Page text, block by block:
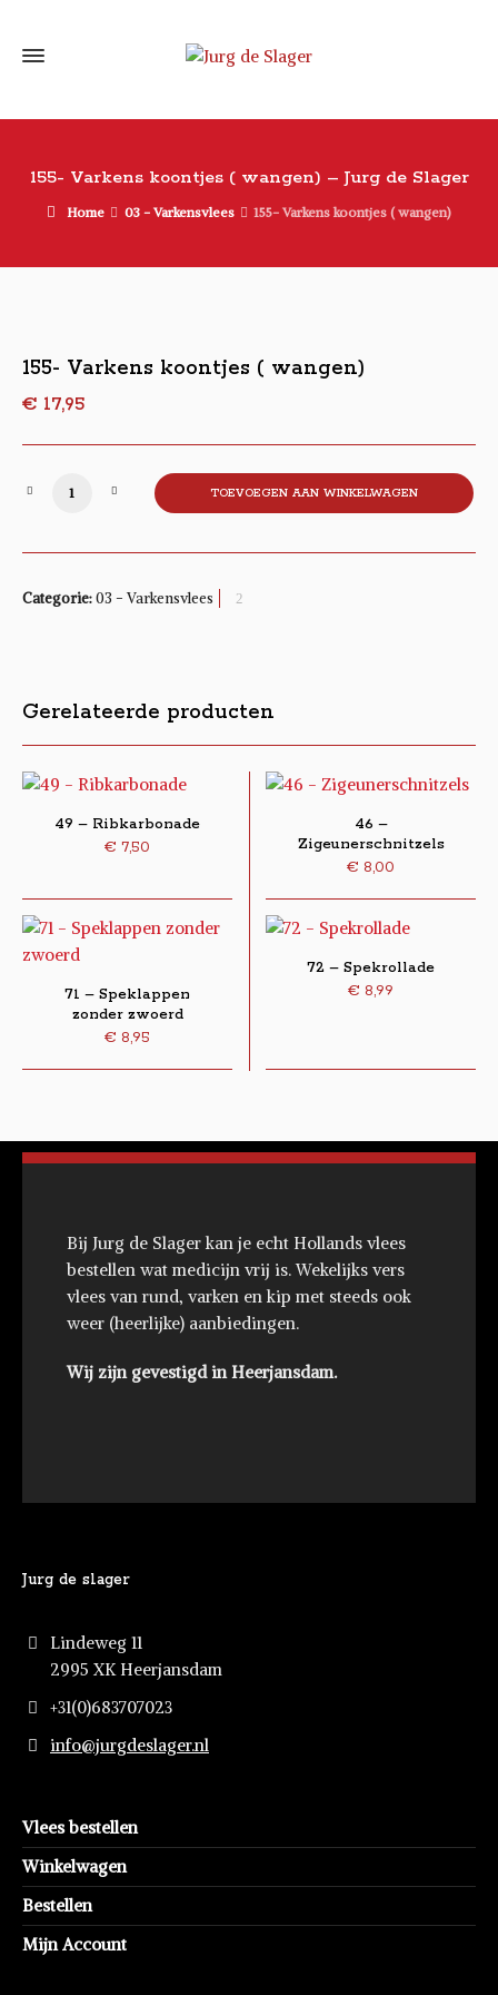
155- Varkens koontjes ( wangen) – Jurg de Slager
Home 03 - Varkensvlees 155- Varkens koontjes ( wangen)
155- Varkens koontjes ( wangen)
€ 17,95
155- Varkens koontjes ( wangen) aantal
TOEVOEGEN AAN WINKELWAGEN
Categorie:03 - Varkensvlees
Gerelateerde producten
49 – Ribkarbonade
€ 7,50
46 –
Zigeunerschnitzels
€ 8,00
71 – Speklappen
zonder zwoerd
€ 8,95
72 – Spekrollade
€ 8,99
Bij Jurg de Slager kan je echt Hollands vlees
bestellen wat medicijn vrij is. Wekelijks vers
vlees van rund, varken en kip met steeds ook
weer (heerlijke) aanbiedingen.
Wij zijn gevestigd in Heerjansdam.
Jurg de slager
Lindeweg 11
2995 XK Heerjansdam
+31(0)683707023
info@jurgdeslager.nl
Vlees bestellen
Winkelwagen
Bestellen
Mijn Account